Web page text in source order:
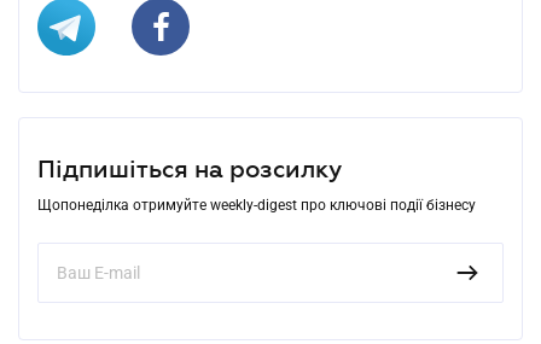
Підпишіться на розсилку
Щопонеділка отримуйте weekly-digest про ключові події бізнесу